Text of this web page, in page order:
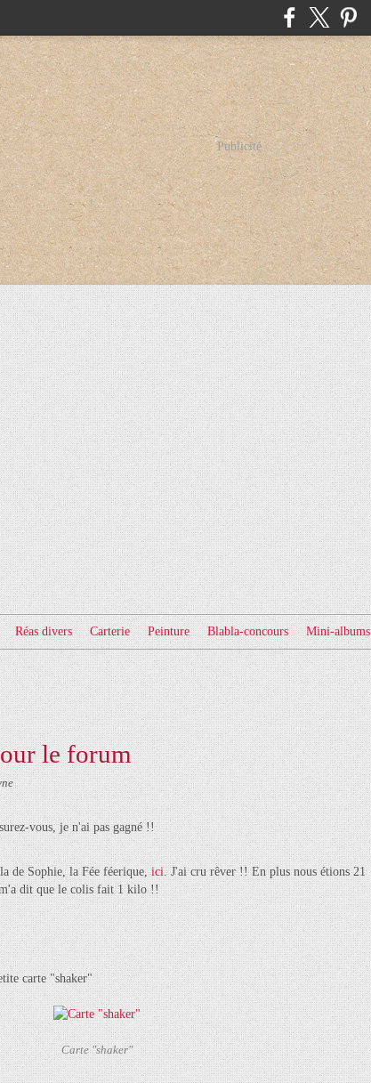
Publicité
Réas divers Carterie Peinture Blabla-concours Mini-albums
le forum
vous, je n'ai pas gagné !!
de Sophie, la Fée féerique,ici. J'ai cru rêver !! En plus nous étions 21
dit que le colis fait 1 kilo !!
carte "shaker"
Carte "shaker"